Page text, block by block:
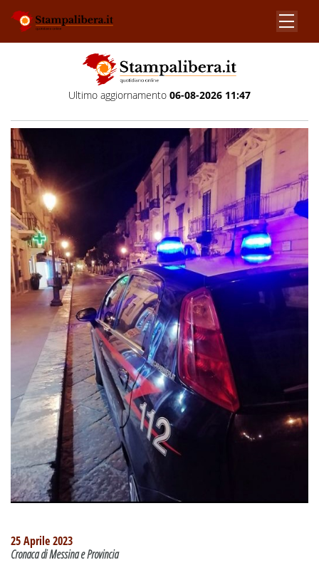
Ultimo aggiornamento 06-08-2026 11:47
25 Aprile 2023
Cronaca di Messina e Provincia